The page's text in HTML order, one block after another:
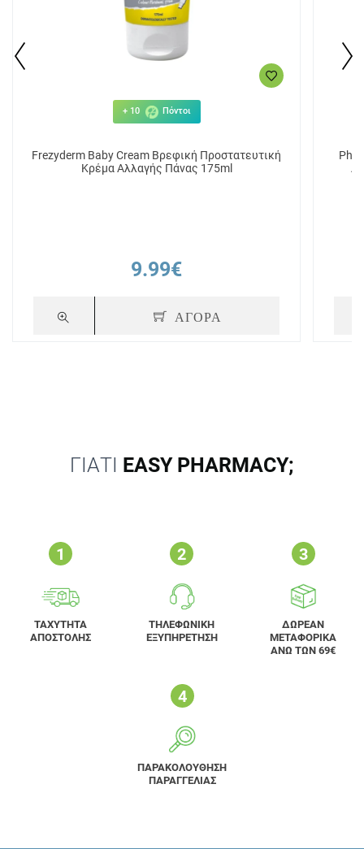
+ 10 Πόντοι
Frezyderm Baby Cream Βρεφική Προστατευτική
Κρέμα Αλλαγής Πάνας 175ml
9.99€
ΑΓΟΡΑ
ΓΙΑΤΙ EASY PHARMACY;
ΤΑΧΥΤΗΤΑ
ΑΠΟΣΤΟΛΗΣ
ΤΗΛΕΦΩΝΙΚΗ
ΕΞΥΠΗΡΕΤΗΣΗ
ΔΩΡΕΑΝ
ΜΕΤΑΦΟΡΙΚΑ
ΑΝΩ ΤΩΝ 69€
ΠΑΡΑΚΟΛΟΥΘΗΣΗ
ΠΑΡΑΓΓΕΛΙΑΣ